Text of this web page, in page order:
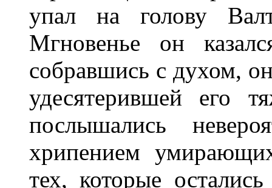
упал на голову
Мгновенье он
собравшись с духом,
удесятерившей его
послышались
хрипением
тех, которые